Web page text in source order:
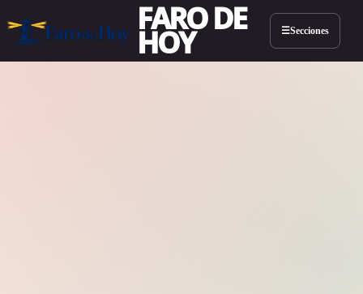
FARO DE
HOY ☰Secciones